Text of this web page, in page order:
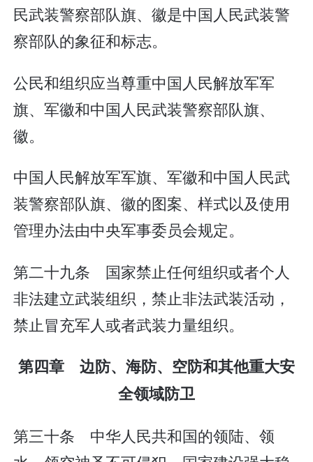
民武装警察部队旗、徽是中国人民武装警
察部队的象征和标志。
公民和组织应当尊重中国人民解放军军
旗、军徽和中国人民武装警察部队旗、
徽。
中国人民解放军军旗、军徽和中国人民武
装警察部队旗、徽的图案、样式以及使用
管理办法由中央军事委员会规定。
第二十九条 国家禁止任何组织或者个人
非法建立武装组织，禁止非法武装活动，
禁止冒充军人或者武装力量组织。
第四章 边防、海防、空防和其他重大安
全领域防卫
第三十条 中华人民共和国的领陆、领